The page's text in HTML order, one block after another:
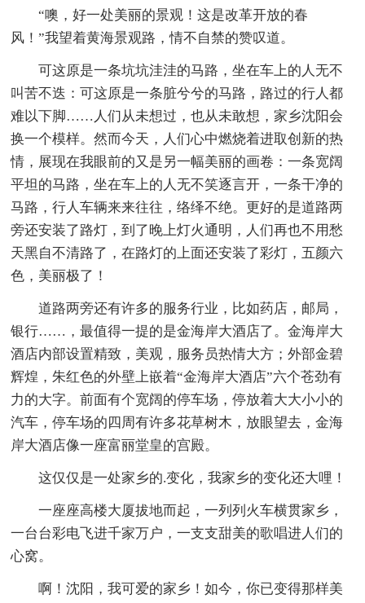
“噢，好一处美丽的景观！这是改革开放的春
风！”我望着黄海景观路，情不自禁的赞叹道。
可这原是一条坑坑洼洼的马路，坐在车上的人无不
叫苦不迭：可这原是一条脏兮兮的马路，路过的行人都
难以下脚……人们从未想过，也从未敢想，家乡沈阳会
换一个模样。然而今天，人们心中燃烧着进取创新的热
情，展现在我眼前的又是另一幅美丽的画卷：一条宽阔
平坦的马路，坐在车上的人无不笑逐言开，一条干净的
马路，行人车辆来来往往，络绎不绝。更好的是道路两
旁还安装了路灯，到了晚上灯火通明，人们再也不用愁
天黑自不清路了，在路灯的上面还安装了彩灯，五颜六
色，美丽极了！
道路两旁还有许多的服务行业，比如药店，邮局，
银行……，最值得一提的是金海岸大酒店了。金海岸大
酒店内部设置精致，美观，服务员热情大方；外部金碧
辉煌，朱红色的外壁上嵌着“金海岸大酒店”六个苍劲有
力的大字。前面有个宽阔的停车场，停放着大大小小的
汽车，停车场的四周有许多花草树木，放眼望去，金海
岸大酒店像一座富丽堂皇的宫殿。
这仅仅是一处家乡的.变化，我家乡的变化还大哩！
一座座高楼大厦拔地而起，一列列火车横贯家乡，
一台台彩电飞进千家万户，一支支甜美的歌唱进人们的
心窝。
啊！沈阳，我可爱的家乡！如今，你已变得那样美